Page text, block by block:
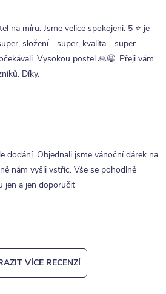
na míru. Jsme velice spokojeni. 5 ⭐ je
složení - super, kvalita - super.
Vysokou postel 🙏😉. Přeji vám
Díky.
dodání. Objednali jsme vánoční dárek na
nám vyšli vstříc. Vše se pohodlně
jen a jen doporučit
VÍCE RECENZÍ